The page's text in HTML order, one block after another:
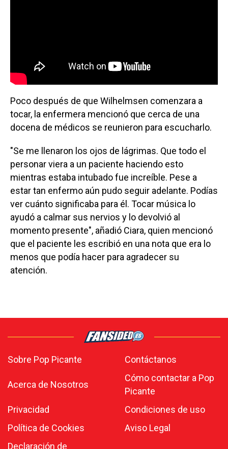
Poco después de que Wilhelmsen comenzara a
tocar, la enfermera mencionó que cerca de una
docena de médicos se reunieron para escucharlo.
"Se me llenaron los ojos de lágrimas. Que todo el
personar viera a un paciente haciendo esto
mientras estaba intubado fue increíble. Pese a
estar tan enfermo aún pudo seguir adelante. Podías
ver cuánto significaba para él. Tocar música lo
ayudó a calmar sus nervios y lo devolvió al
momento presente", añadió Ciara, quien mencionó
que el paciente les escribió en una nota que era lo
menos que podía hacer para agradecer su
atención.
Sobre Pop Picante Contáctanos
Acerca de Nosotros
Cómo contactar a Pop
Picante
Privacidad
Condiciones de uso
Política de Cookies
Aviso Legal
Declaración de